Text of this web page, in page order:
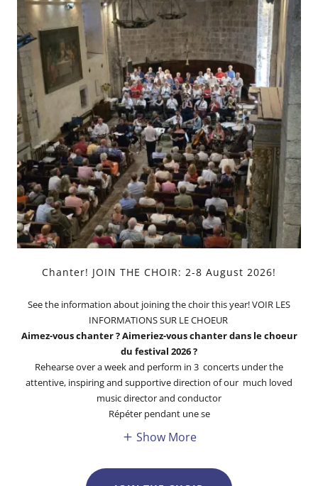
Chanter! JOIN THE CHOIR: 2-8 August 2026!
See the information about joining the choir this year! VOIR LES
INFORMATIONS SUR LE CHOEUR
Aimez-vous chanter ? Aimeriez-vous chanter dans le choeur
du festival 2026 ?
Rehearse over a week and perform in 3 concerts under the
attentive, inspiring and supportive direction of our much loved
music director and conductor
Répéter pendant une se
Show More